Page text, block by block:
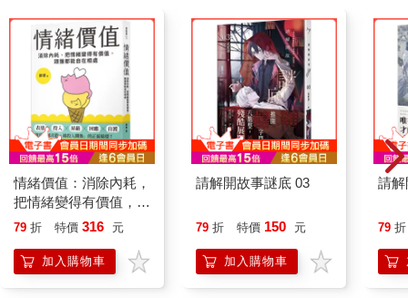
句話說，這就是一種供給量確定，而且政府的手伸不進來的貨
幣。
維卡幣在茹雅的擘劃中，會成長為比比特幣更大的加密貨幣，但
其遵循的規則跟比特幣並沒有什麼不一樣。相對於比特幣就是兩
千一百萬顆打死，維卡幣的流通量則永世固定在二十一億顆。這
個數字──二十一億──代表了一切。這個數量內建在這套科技本
身之中，就像刻在石頭上的文字。沒有人可以印出第二十一億零
一顆維卡幣，就連茹雅自己都辦不到。無怪乎當權者這麼害怕像
維卡幣這樣的加密貨幣。一樣他們控制不了的東西，當權者豈能
不怕。
「我覺得時候到了，」茹雅用她很特別的保加利亞文混德文口音
告訴群眾，並仔細留下了設計好的空檔讓眾人鼓掌；「成敗在此
一舉，我們要成為世上加密貨幣的第一把交椅。」
你想在溫布利體育館裡找到一個質疑她的人都難。畢竟從之前到
現在，茹雅沒打過一句誑語。十八個月內，二十億歐元的投資流
情緒價值：消除內耗，
把情緒變得有價值，跟
誰都能自在相處
79 折 特價 316 元
加入購物車
請解開故事謎底 03
79 折 特價 150 元
加入購物車
請解
79 折